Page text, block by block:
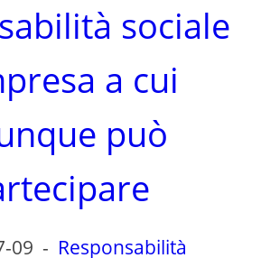
sociale
a cui
può
09 - Responsabilità